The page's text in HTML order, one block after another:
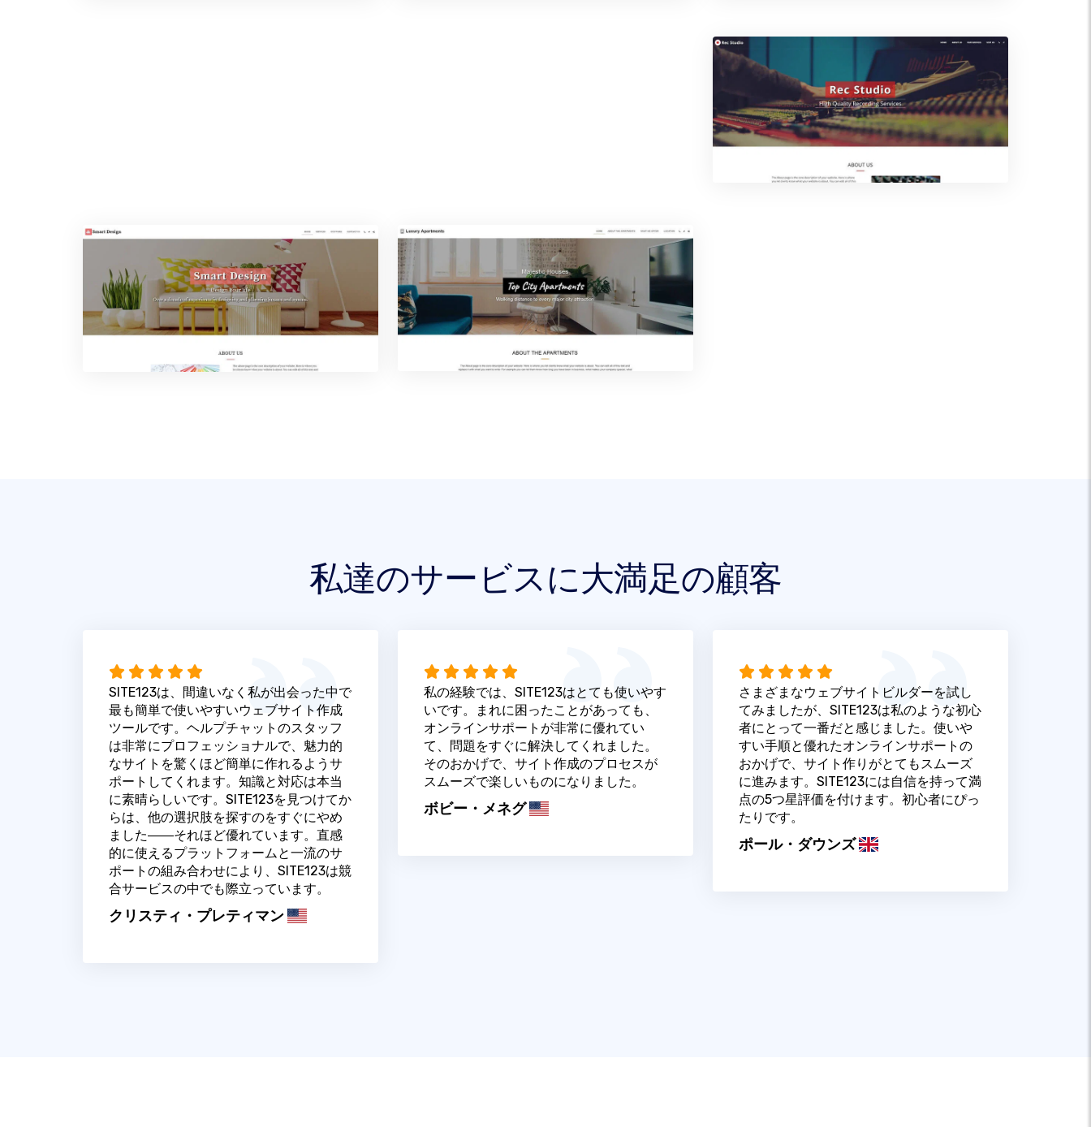
私達のサービスに大満足の顧客
SITE123は、間違いなく私が出会った中で
最も簡単で使いやすいウェブサイト作成
ツールです。ヘルプチャットのスタッフ
は非常にプロフェッショナルで、魅力的
なサイトを驚くほど簡単に作れるようサ
ポートしてくれます。知識と対応は本当
に素晴らしいです。SITE123を見つけてか
らは、他の選択肢を探すのをすぐにやめ
ました――それほど優れています。直感
的に使えるプラットフォームと一流のサ
ポートの組み合わせにより、SITE123は競
合サービスの中でも際立っています。
クリスティ・プレティマン
私の経験では、SITE123はとても使いやす
いです。まれに困ったことがあっても、
オンラインサポートが非常に優れてい
て、問題をすぐに解決してくれました。
そのおかげで、サイト作成のプロセスが
スムーズで楽しいものになりました。
ボビー・メネグ
さまざまなウェブサイトビルダーを試し
てみましたが、SITE123は私のような初心
者にとって一番だと感じました。使いや
すい手順と優れたオンラインサポートの
おかげで、サイト作りがとてもスムーズ
に進みます。SITE123には自信を持って満
点の5つ星評価を付けます。初心者にぴっ
たりです。
ポール・ダウンズ